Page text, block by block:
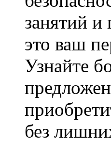
занятий
это ваш
Узнайте
без